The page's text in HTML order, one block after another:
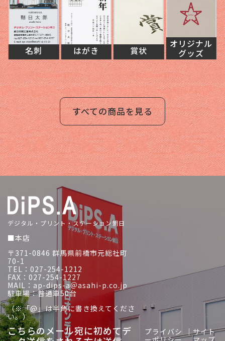
名刺 はがき 賞状
オリジナル
グッズ
すべての商品を見る
デジタル・プリント・ステーション朝日
■本店
〒371-0846 群馬県前橋市元総社町
70-1
TEL：027-254-1212
FAX：027-254-1227
MAIL：ap-dips-a＠asahi-p.co.jp
駐車場：普通車50台
（※「@」は半角に書き換えてくださ
い。）
こちらのメール宛に初めてデ
プライバシ
｜サイト